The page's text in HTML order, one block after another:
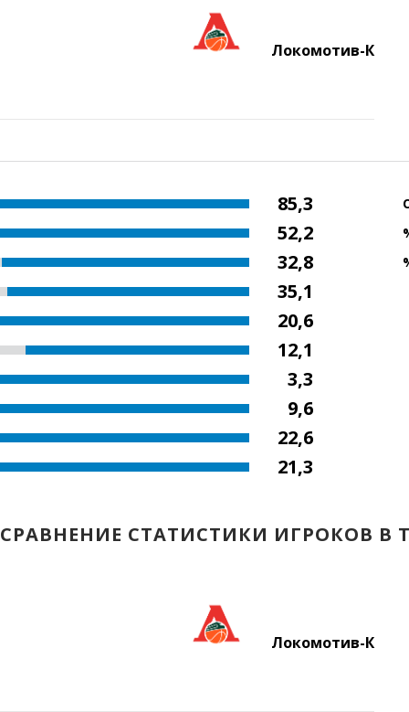
Локомотив-К
85,3
52,2
32,8
35,1
20,6
12,1
3,3
9,6
22,6
21,3
СРАВНЕНИЕ СТАТИСТИКИ ИГРОКОВ В
Локомотив-К